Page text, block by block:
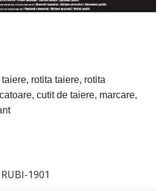
rotita taiere, rotita
cutit de taiere, marcare,
RUBI-1901